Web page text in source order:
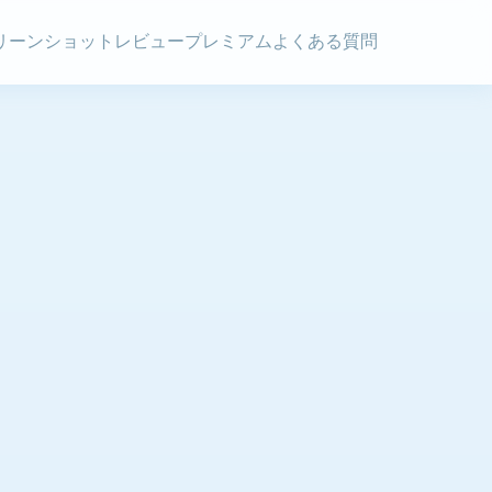
ーンショット レビュープレミアム よくある質問